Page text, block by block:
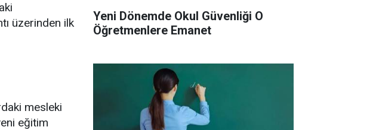
üzerinden ilk
mesleki
eğitim
Yeni Dönemde Okul Güvenliği O
Öğretmenlere Emanet